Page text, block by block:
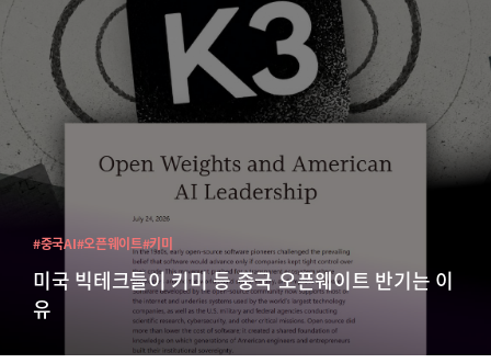
미국 빅테크들이 키미 등 중국 오픈웨이트 반기는 이
유
#중국AI#오픈웨이트#키미